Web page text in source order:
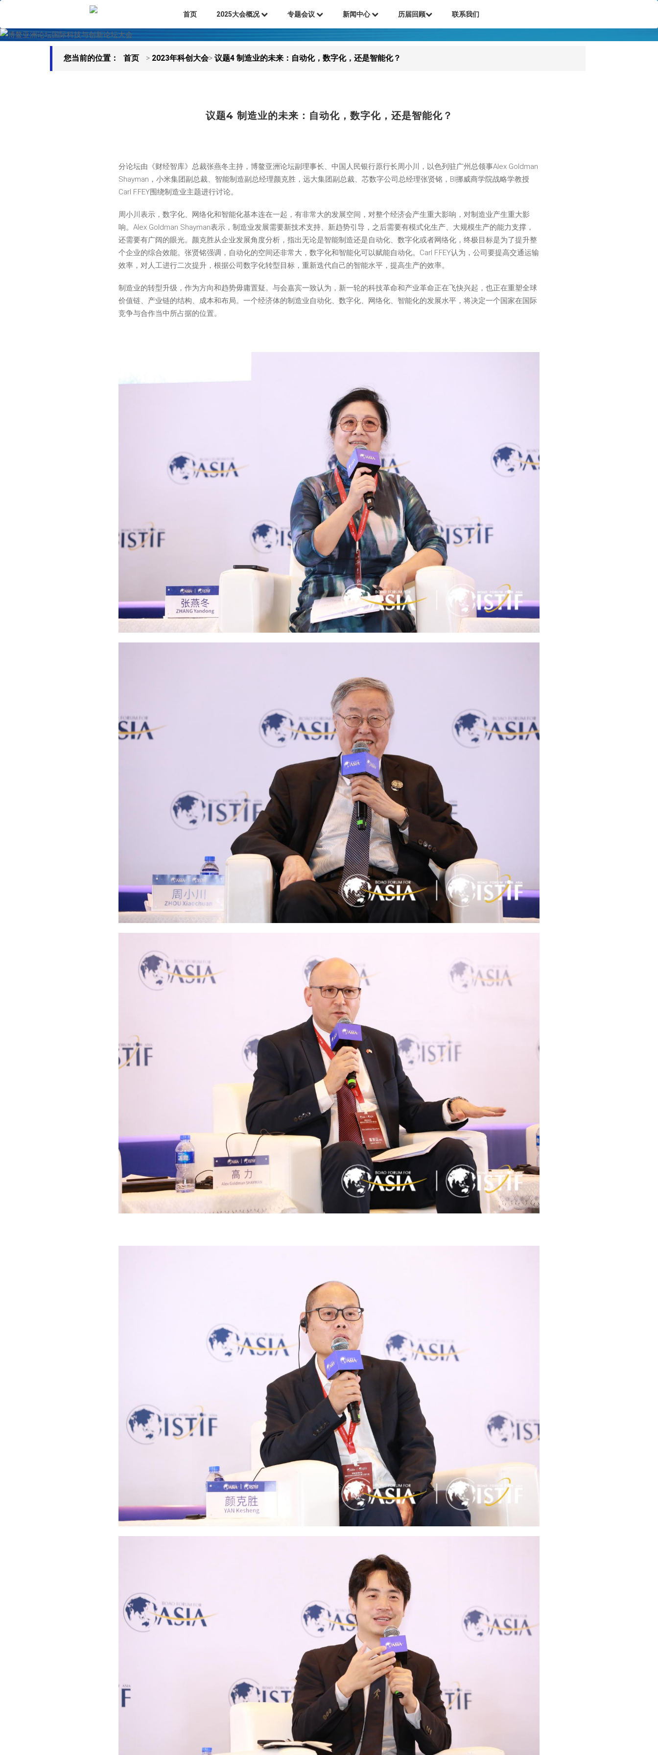
首页 2025大会概况 专题会议 新闻中心 历届回顾 联系我们
您当前的位置： 首页 > 2023年科创大会> 议题4 制造业的未来：自动化，数字化，还是智能化？
议题4 制造业的未来：自动化，数字化，还是智能化？
分论坛由《财经智库》总裁张燕冬主持，博鳌亚洲论坛副理事长、中国人民银行原行长周小川，以色列驻广州总领事Alex Goldman
Shayman，小米集团副总裁、智能制造副总经理颜克胜，远大集团副总裁、芯数字公司总经理张贤铭，BI挪威商学院战略学教授
Carl F.FEY围绕制造业主题进行讨论。
周小川表示，数字化、网络化和智能化基本连在一起，有非常大的发展空间，对整个经济会产生重大影响，对制造业产生重大影
响。Alex Goldman Shayman表示，制造业发展需要新技术支持、新趋势引导，之后需要有模式化生产、大规模生产的能力支撑，
还需要有广阔的眼光。颜克胜从企业发展角度分析，指出无论是智能制造还是自动化、数字化或者网络化，终极目标是为了提升整
个企业的综合效能。张贤铭强调，自动化的空间还非常大，数字化和智能化可以赋能自动化。Carl F.FEY认为，公司要提高交通运输
效率，对人工进行二次提升，根据公司数字化转型目标，重新迭代自己的智能水平，提高生产的效率。
制造业的转型升级，作为方向和趋势毋庸置疑。与会嘉宾一致认为，新一轮的科技革命和产业革命正在飞快兴起，也正在重塑全球
价值链、产业链的结构、成本和布局。一个经济体的制造业自动化、数字化、网络化、智能化的发展水平，将决定一个国家在国际
竞争与合作当中所占据的位置。